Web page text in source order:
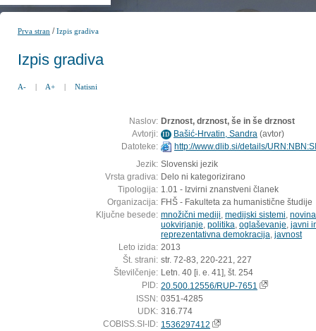
Prva stran /Izpis gradiva
Izpis gradiva
A- | A+ | Natisni
Naslov: Drznost, drznost, še in še drznost
Avtorji: ID Bašić-Hrvatin, Sandra (avtor)
Datoteke:
http://www.dlib.si/details/
Jezik: Slovenski jezik
Vrsta gradiva: Delo ni kategorizirano
Tipologija: 1.01 - Izvirni znanstveni članek
Organizacija: FHŠ - Fakulteta za humanistične študije
Ključne besede: množični mediji medijski sistemi
uokvirjanje politika oglaševanje javni
reprezentativna demokracija javnost
Leto izida: 2013
Št. strani: str. 72-83, 220-221, 227
Številčenje: Letn. 40 [i. e. 41], št. 254
PID: 20.500.12556/RUP-7651
ISSN: 0351-4285
UDK: 316.774
COBISS.SI-ID: 1536297412